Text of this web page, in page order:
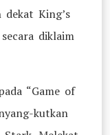
King’s
diklaim
“Game of
kutkan